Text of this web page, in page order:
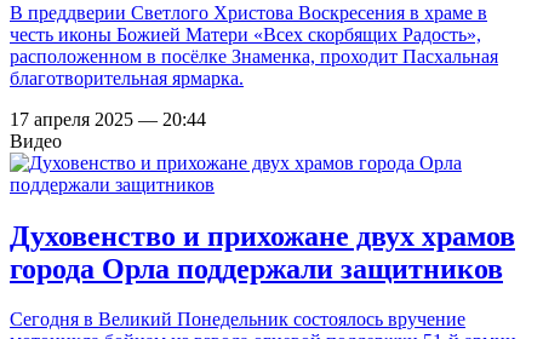
В преддверии Светлого Христова Воскресения в храме в
честь иконы Божией Матери «Всех скорбящих Радость»,
расположенном в посёлке Знаменка, проходит Пасхальная
благотворительная ярмарка.
17 апреля 2025 — 20:44
Видео
Духовенство и прихожане двух храмов
города Орла поддержали защитников
Сегодня в Великий Понедельник состоялось вручение